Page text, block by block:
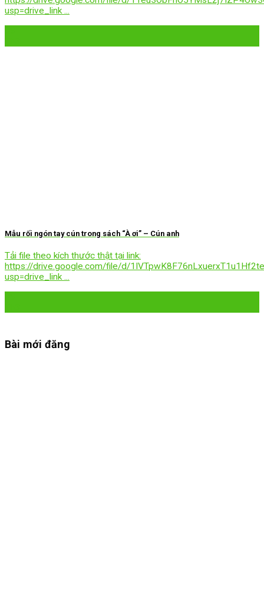
usp=drive_link ...
Mẫu rối ngón tay cún trong sách “À ơi” – Cún anh
Tải file theo kích thước thật tại link:
https://drive.google.com/file/d/
usp=drive_link ...
Bài mới đăng